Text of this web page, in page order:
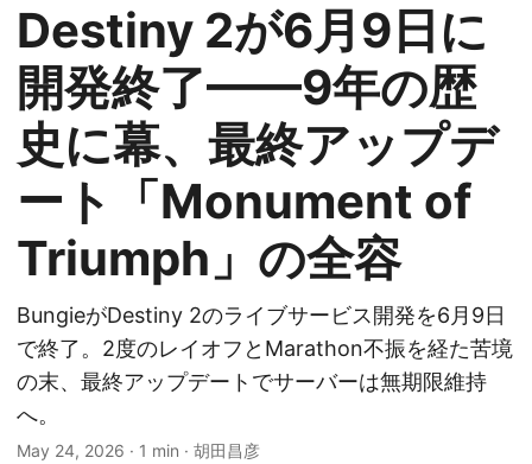
Destiny 2が6月9日に
開発終了——9年の歴
史に幕、最終アップデ
ート「Monument of
Triumph」の全容
BungieがDestiny 2のライブサービス開発を6月9日
で終了。2度のレイオフとMarathon不振を経た苦境
の末、最終アップデートでサーバーは無期限維持
へ。
May 24, 2026 · 1 min · 胡田昌彦